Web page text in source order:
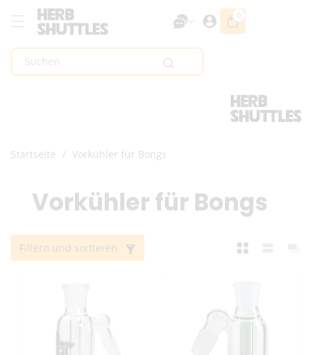
Springen
Suchen
0
0
Artikel
Startseite / Vorkühler für Bongs
K
a
t
Vorkühler für Bongs
Filtern und sortieren